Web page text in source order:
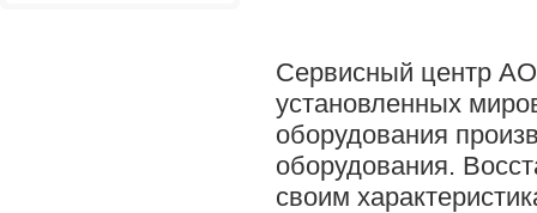
Сервисный центр АО
установленных
оборудования
оборудования.
своим